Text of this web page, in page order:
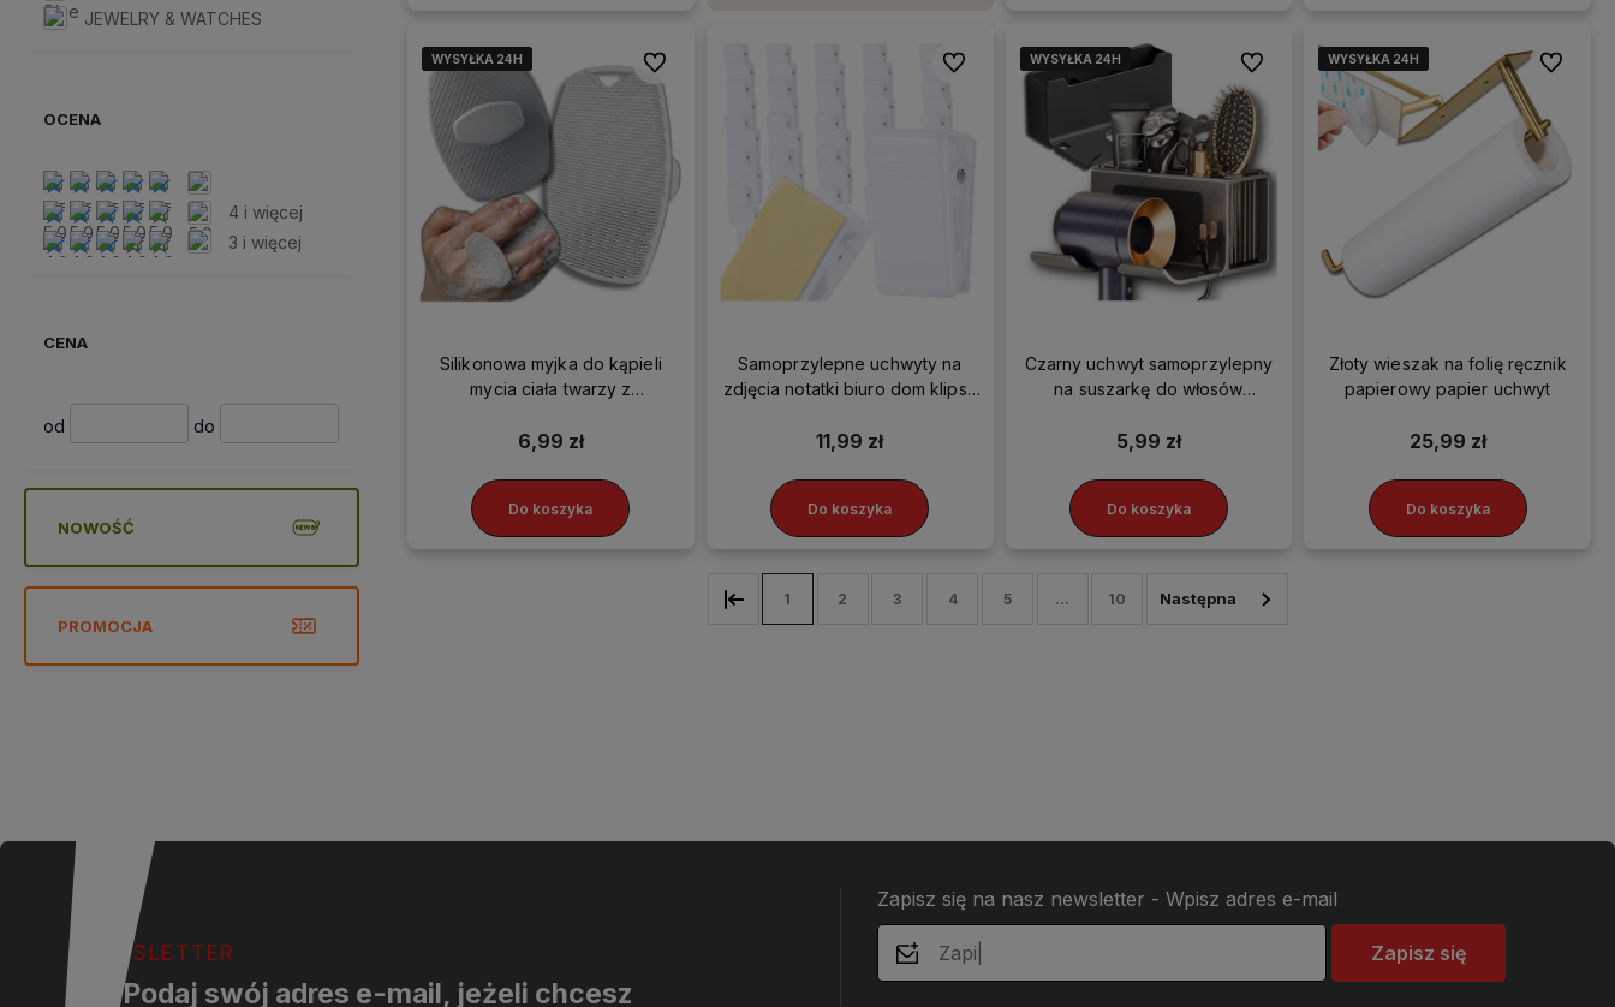
JEWELRY & WATCHES
OCENA
4 i więcej
3 i więcej
CENA
od do
NOWOŚĆ
PROMOCJA
WYSYŁKA 24H
WYSYŁKA 24H
WYSYŁKA 24H
WYSYŁKA 24H
Silikonowa myjka do kąpieli
mycia ciała twarzy z
6,99 zł
Do koszyka
Do ulubionych
Samoprzylepne uchwyty na
zdjęcia notatki biuro dom klipsy
11,99 zł
Do koszyka
Do ulubionychWYSYŁKA 24H
WYSYŁKA 24H
WYSYŁKA 24H
WYSYŁKA 24H
Czarny uchwyt samoprzylepny
na suszarkę do włosów
5,99 zł
Do koszyka
Do ulubionychWYSYŁKA 24H
WYSYŁKA 24H
WYSYŁKA 24H
WYSYŁKA 24H
Złoty wieszak na folię ręcznik
papierowy papier uchwyt
25,99 zł
Do koszyka
Do
1 2 3 4 5 ... 10
NEWSLETTER
Podaj swój adres e-mail, jeżeli chcesz
Zapisz się na nasz newsletter - Wpisz adres e-mail
Zapisz się